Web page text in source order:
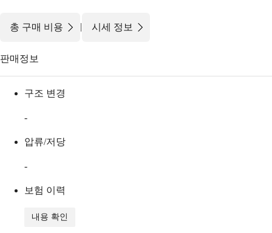
총 구매 비용 | 시세 정보
판매정보
구조 변경
-
압류/저당
-
보험 이력
내용 확인